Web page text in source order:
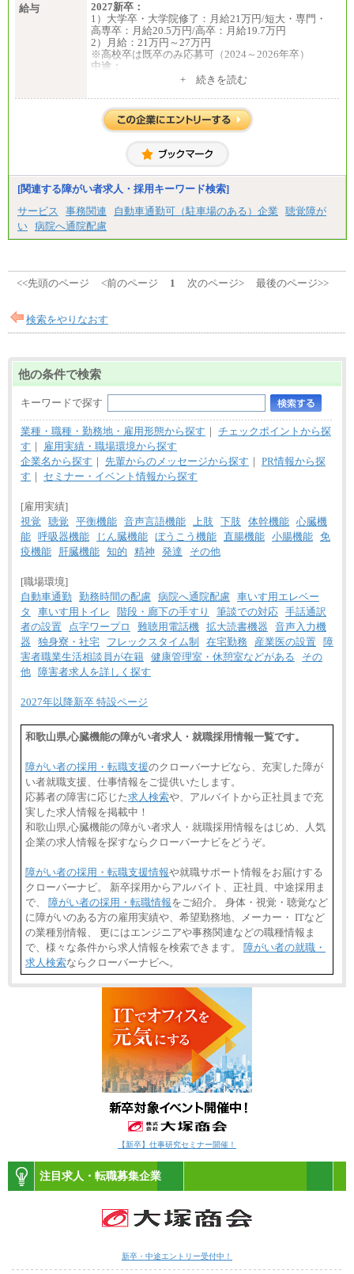
給与
2027新卒：
1）大学卒・大学院修了：月給21万円/短大・専門・
高専卒：月給20.5万円/高卒：月給19.7万円
2）月給：21万円～27万円
※高校卒は既卒のみ応募可（2024～2026年卒）
中途：
1）月給：21万円～25万円+ 続きを読む
[関連する障がい者求人・採用キーワード検索]
サービス
事務関連 自動車通勤可（駐車場のある）企業
聴覚障が
い 病院へ通院配慮
<<先頭のページ <前のページ 1 次のページ> 最後のページ>>
検索をやりなおす
他の条件で検索
キーワードで探す
業種・職種・勤務地・雇用形態から探す ｜ チェックポイントから探
す ｜
雇用実績・職場環境から探す
企業名から探す ｜ 先輩からのメッセージから探す ｜ PR情報から探
す ｜ セミナー・イベント情報から探す
[雇用実績]
視覚
聴覚 平衡機能 音声言語機能 上肢 下肢 体幹機能 心臓機
能 呼吸器機能 じん臓機能 ぼうこう機能 直腸機能 小腸機能 免
疫機能
肝臓機能 知的 精神 発達 その他
[職場環境]
自動車通勤
勤務時間の配慮 病院へ通院配慮 車いす用エレベー
タ
車いす用トイレ 階段・廊下の手すり 筆談での対応 手話通訳
者の設置
点字ワープロ 難聴用電話機 拡大読書機器
音声入力機
器
独身寮・社宅 フレックスタイム制 在宅勤務 産業医の設置
障
害者職業生活相談員が在籍 健康管理室・休憩室などがある
その
他
障害者求人を詳しく探す
2027年以降新卒 特設ページ
和歌山県,心臓機能の障がい者求人・就職採用情報一覧です。
障がい者の採用・転職支援のクローバーナビなら、充実した障が
い者就職支援、仕事情報をご提供いたします。
応募者の障害に応じた求人検索や、アルバイトから正社員まで充
実した求人情報を掲載中！
和歌山県,心臓機能の障がい者求人・就職採用情報をはじめ、人気
企業の求人情報を探すならクローバーナビをどうぞ。
障がい者の採用・転職支援情報や就職サポート情報をお届けする
クローバーナビ。 新卒採用からアルバイト、正社員、中途採用ま
で、 障がい者の採用・転職情報をご紹介。 身体・視覚・聴覚など
に障がいのある方の雇用実績や、希望勤務地、メーカー・ ITなど
の業種別情報、 更にはエンジニアや事務関連などの職種情報ま
で、様々な条件から求人情報を検索できます。 障がい者の就職・
求人検索ならクローバーナビへ。
【新卒】仕事研究セミナー開催！
注目求人・転職募集企業
新卒・中途エントリー受付中！